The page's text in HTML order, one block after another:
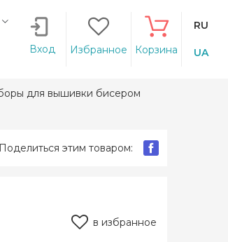
Вход Избранное Корзина
RU
UA
для вышивки бисером
Поделиться этим товаром:
в избранное